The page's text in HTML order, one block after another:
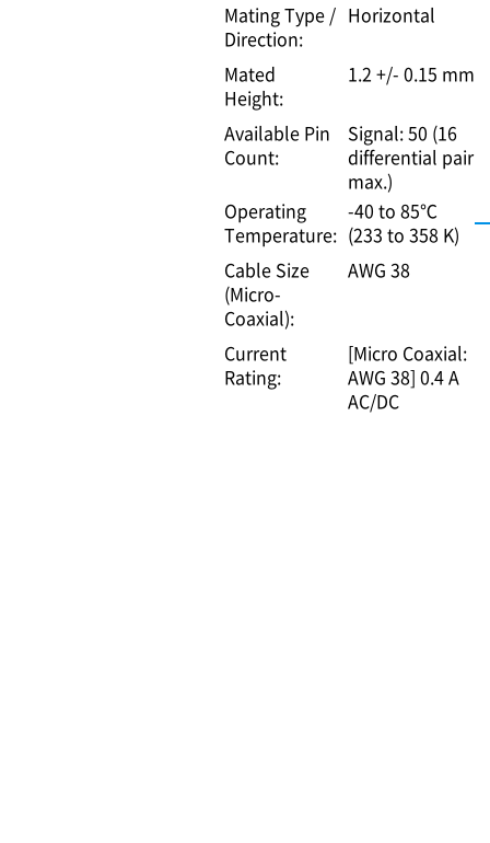
Mating Type /
Direction:
Horizontal
Mated
Height:
1.2 +/- 0.15 mm
Available Pin
Count:
Signal: 50 (16
differential pair
max.)
Operating
Temperature:
-40 to 85℃
(233 to 358 K)
Cable Size
(Micro-
Coaxial):
AWG 38
Current
Rating:
[Micro Coaxial:
AWG 38] 0.4 A
AC/DC